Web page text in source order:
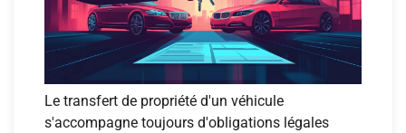
Le transfert de propriété d'un véhicule
s'accompagne toujours d'obligations légales